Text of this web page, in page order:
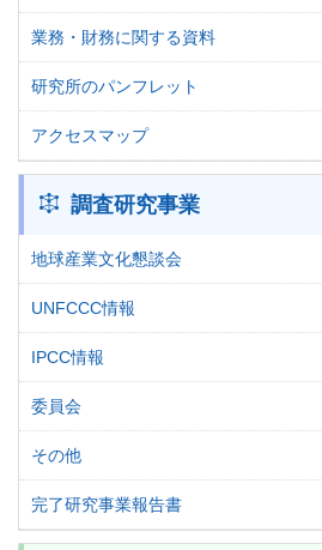
業務・財務に関する資料
研究所のパンフレット
アクセスマップ
調査研究事業
地球産業文化懇談会
UNFCCC情報
IPCC情報
委員会
その他
完了研究事業報告書